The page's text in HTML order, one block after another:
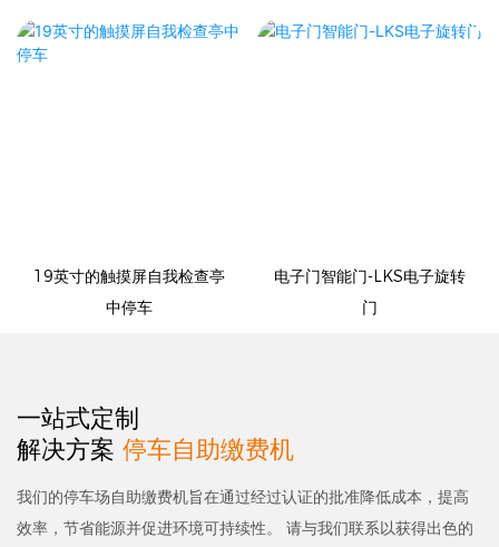
器
19英寸的触摸屏自我检查亭
中停车
电子门智能门-LKS电子旋转
门
一站式定制
解决方案 停车自助缴费机
我们的停车场自助缴费机旨在通过经过认证的批准降低成本，提高
效率，节省能源并促进环境可持续性。 请与我们联系以获得出色的